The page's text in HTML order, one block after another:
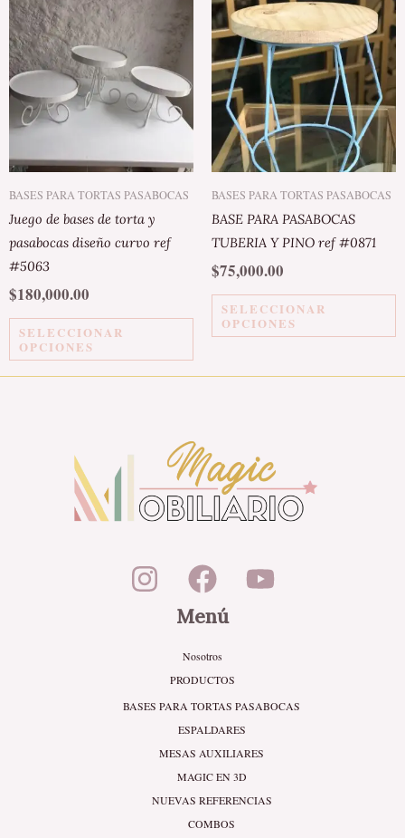
BASES PARA TORTAS PASABOCAS
Juego de bases de torta y
pasabocas diseño curvo ref
#5063
$180,000.00
SELECCIONAR
OPCIONES
producto
tiene
múltiples
variantes.
opciones
se
página
producto
BASES PARA TORTAS PASABOCAS
BASE PARA PASABOCAS
TUBERIA Y PINO ref #0871
$75,000.00
SELECCIONAR
OPCIONES
se
Menú
Nosotros
PRODUCTOS
BASES PARA TORTAS PASABOCAS
ESPALDARES
MESAS AUXILIARES
MAGIC EN 3D
NUEVAS REFERENCIAS
COMBOS